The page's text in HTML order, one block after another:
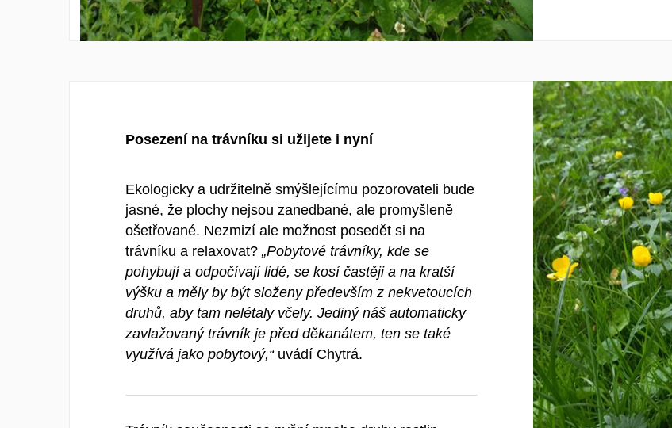
Posezení na trávníku si užijete i nyní
Ekologicky a udržitelně smýšlejícímu pozorovateli bude
jasné, že plochy nejsou zanedbané, ale promyšleně
ošetřované. Nezmizí ale možnost posedět si na
trávníku a relaxovat? „Pobytové trávníky, kde se
pohybují a odpočívají lidé, se kosí častěji a na kratší
výšku a měly by být složeny především z nekvetoucích
druhů, aby tam nelétaly včely. Jediný náš automaticky
zavlažovaný trávník je před děkanátem, ten se také
využívá jako pobytový,“ uvádí Chytrá.